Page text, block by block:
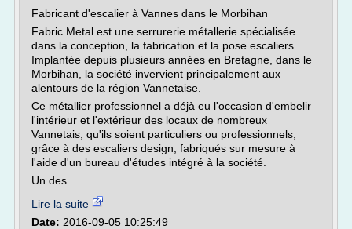
Fabricant d'escalier à Vannes dans le Morbihan
Fabric Metal est une serrurerie métallerie spécialisée
dans la conception, la fabrication et la pose escaliers.
Implantée depuis plusieurs années en Bretagne, dans le
Morbihan, la société invervient principalement aux
alentours de la région Vannetaise.
Ce métallier professionnel a déjà eu l'occasion d'embelir
l'intérieur et l'extérieur des locaux de nombreux
Vannetais, qu'ils soient particuliers ou professionnels,
grâce à des escaliers design, fabriqués sur mesure à
l'aide d'un bureau d'études intégré à la société.
Un des...
Lire la suite
Date: 2016-09-05 10:25:49